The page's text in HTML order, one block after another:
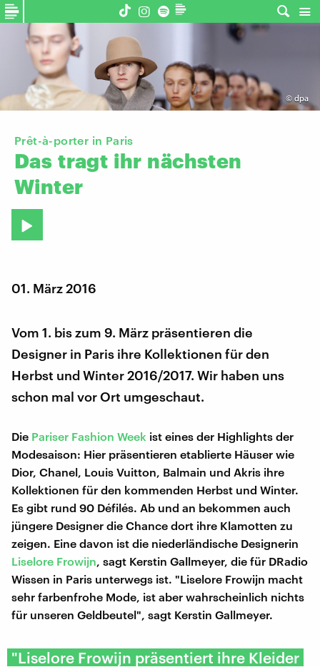
© dpa
Prêt-à-porter in Paris
Das tragt ihr nächsten
Winter
01. März 2016
Vom 1. bis zum 9. März präsentieren die
Designer in Paris ihre Kollektionen für den
Herbst und Winter 2016/2017. Wir haben uns
schon mal vor Ort umgeschaut.
Die Pariser Fashion Week ist eines der Highlights der
Modesaison: Hier präsentieren etablierte Häuser wie
Dior, Chanel, Louis Vuitton, Balmain und Akris ihre
Kollektionen für den kommenden Herbst und Winter.
Es gibt rund 90 Défilés. Ab und an bekommen auch
jüngere Designer die Chance dort ihre Klamotten zu
zeigen. Eine davon ist die niederländische Designerin
Liselore Frowijn , sagt Kerstin Gallmeyer, die für DRadio
Wissen in Paris unterwegs ist. "Liselore Frowijn macht
sehr farbenfrohe Mode, ist aber wahrscheinlich nichts
für unseren Geldbeutel", sagt Kerstin Gallmeyer.
"Liselore Frowijn präsentiert ihre Kleider